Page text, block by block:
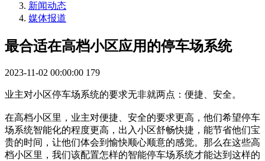
新闻动态
媒体报道
最合适在高档小区应用的停车场系统
2023-11-02 00:00:00 179
业主对小区停车场系统的要求无非就两点：便捷、安全。
在高档小区里，业主对便捷、安全的要求更高，他们希望停车
场系统智能化的程度更高，出入小区舒畅快捷，能节省他们宝
贵的时间，让他们体会到愉快顺心顺意的感觉。那么在这些高
档小区里，我们该配置怎样的智能停车场系统才能达到这样的